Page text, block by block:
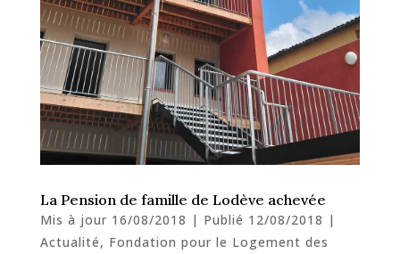
La Pension de famille de Lodève achevée
Mis à jour 16/08/2018 | Publié 12/08/2018 |
Actualité, Fondation pour le Logement des